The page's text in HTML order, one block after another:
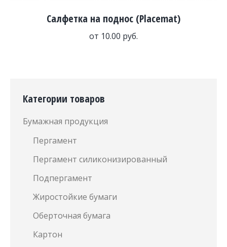
Салфетка на поднос (Placemat)
от 10.00 руб.
Категории товаров
Бумажная продукция
Пергамент
Пергамент силиконизированный
Подпергамент
Жиростойкие бумаги
Оберточная бумага
Картон